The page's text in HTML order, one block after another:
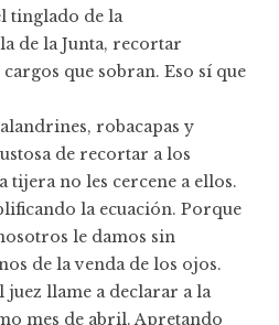
tinglado de la
de la Junta, recortar
que sobran. Eso sí que
robacapas y
de recortar a los
tijera no les cercene a ellos.
la ecuación. Porque
le damos sin
de la venda de los ojos.
juez llame a declarar a la
mes de abril. Apretando